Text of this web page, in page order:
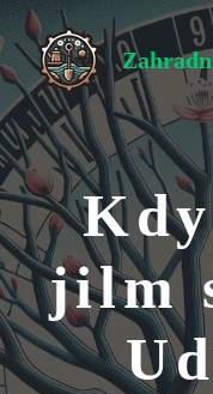
Přeskočit
na
obsah
jilm